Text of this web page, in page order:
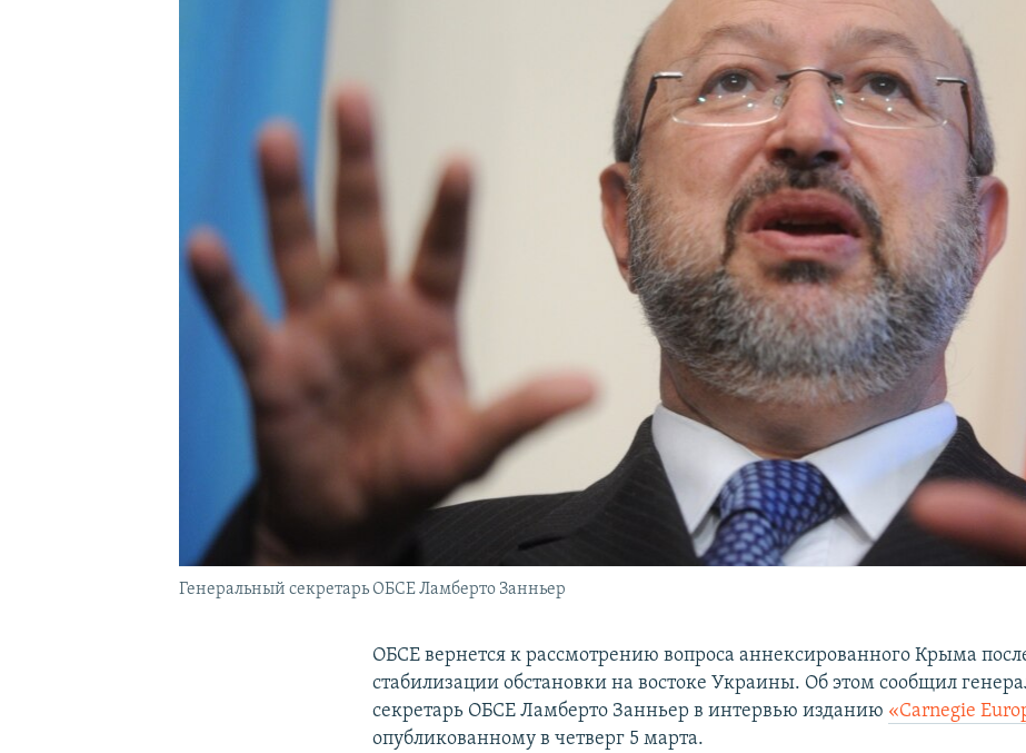
Генеральный секретарь ОБСЕ Ламберто Занньер
ОБСЕ вернется к рассмотрению вопроса аннексированного Крыма
стабилизации обстановки на востоке Украины. Об этом сообщил
секретарь ОБСЕ Ламберто Занньер в интервью изданию «Carnegie
опубликованному в четверг 5 марта.